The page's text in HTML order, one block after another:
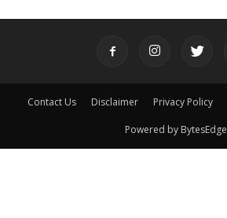
Contact Us Disclaimer Privacy Policy
Powered by BytesEdge